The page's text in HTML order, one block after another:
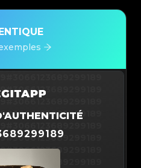
#3066123689299189
#3066123689299189
#3066123689299189
#3066123689299189
#3066123689299189